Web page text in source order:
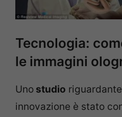
Tecnologia:
le immagini
Uno studio
innovazione è stato